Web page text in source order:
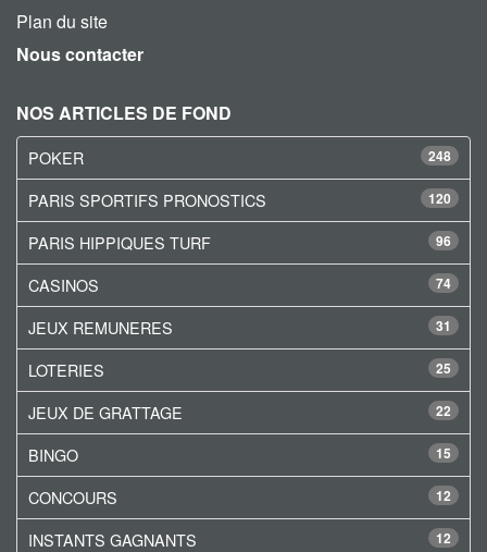
Plan du site
Nous contacter
NOS ARTICLES DE FOND
248
POKER
120
PARIS SPORTIFS PRONOSTICS
96
PARIS HIPPIQUES TURF
74
CASINOS
31
JEUX REMUNERES
25
LOTERIES
22
JEUX DE GRATTAGE
15
BINGO
12
CONCOURS
12
INSTANTS GAGNANTS